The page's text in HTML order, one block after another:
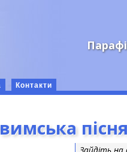
Контакти